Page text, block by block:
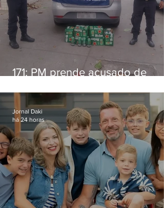
171: PM prende acusado de
Niterói
Jornal Daki
há 24 horas